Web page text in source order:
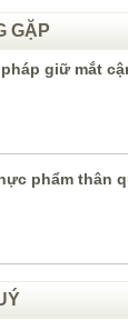
GẶP
giữ mắt
phẩm thân